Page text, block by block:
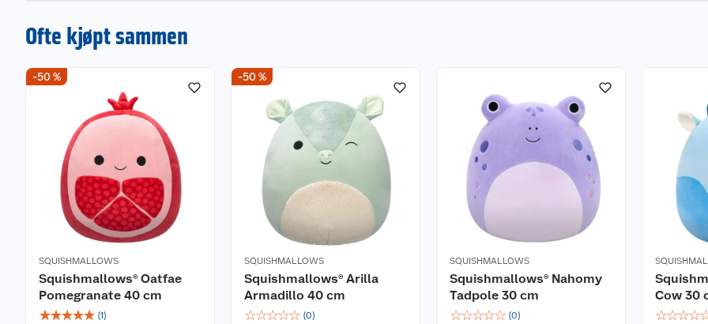
Ofte kjøpt sammen
-50 %
SQUISHMALLOWS
Squishmallows® Oatfae
Pomegranate 40 cm
☆☆☆☆☆ (1)
-50 %
SQUISHMALLOWS
Squishmallows® Arilla
Armadillo 40 cm
☆☆☆☆☆ (0)
SQUISHMALLOWS
Squishmallows® Nahomy
Tadpole 30 cm
☆☆☆☆☆ (0)
Cow 30
☆☆☆☆